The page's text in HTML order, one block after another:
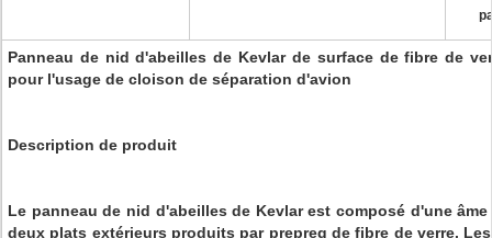
Panneau de nid d'abeilles de Kevlar de surface de fibre de
pour l'usage de cloison de séparation d'avion
Description de produit
Le panneau de nid d'abeilles de Kevlar est composé d'une
deux plats extérieurs produits par prepreg de fibre de verre.